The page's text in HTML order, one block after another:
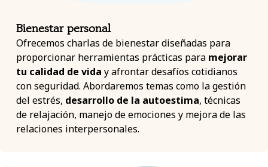
Bienestar personal
Ofrecemos charlas de bienestar diseñadas para
proporcionar herramientas prácticas para mejorar
tu calidad de vida y afrontar desafíos cotidianos
con seguridad. Abordaremos temas como la gestión
del estrés, desarrollo de la autoestima, técnicas
de relajación, manejo de emociones y mejora de las
relaciones interpersonales.